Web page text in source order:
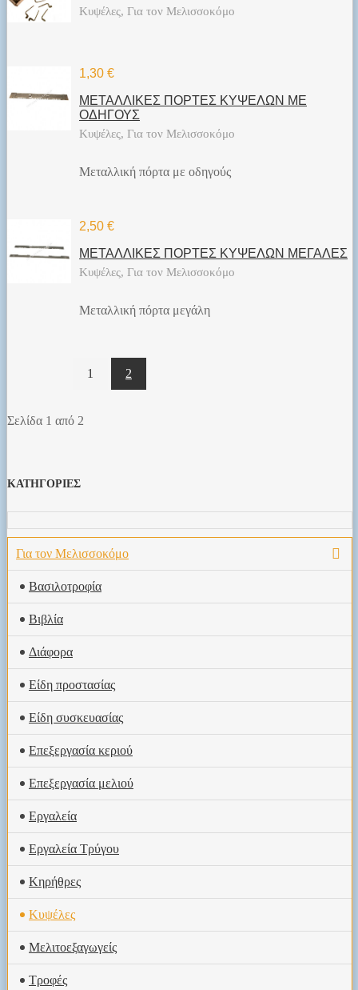
Κυψέλες, Για τον Μελισσοκόμο
1,30 €
ΜΕΤΑΛΛΙΚΕΣ ΠΟΡΤΕΣ ΚΥΨΕΛΩΝ ΜΕ
ΟΔΗΓΟΥΣ
Κυψέλες, Για τον Μελισσοκόμο
Μεταλλική πόρτα με οδηγούς
2,50 €
ΜΕΤΑΛΛΙΚΕΣ ΠΟΡΤΕΣ ΚΥΨΕΛΩΝ ΜΕΓΑΛΕΣ
Κυψέλες, Για τον Μελισσοκόμο
Μεταλλική πόρτα μεγάλη
1 2
Σελίδα 1 από 2
ΚΑΤΗΓΟΡΙΕΣ
Για τον Μελισσοκόμο
Βασιλοτροφία
Βιβλία
Διάφορα
Είδη προστασίας
Είδη συσκευασίας
Επεξεργασία κεριού
Επεξεργασία μελιού
Εργαλεία
Εργαλεία Τρύγου
Κηρήθρες
Κυψέλες
Μελιτοεξαγωγείς
Τροφές